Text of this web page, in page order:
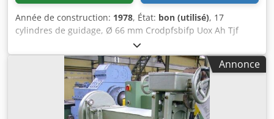
Année de construction: 1978, État: bon (utilisé), 17
cylindres de guidage, Ø 66 mm Crodpfsbifp Uox Ah Tjf
Largeur de la bande : max. 1 650 mm Épaisseur de la
bande : max. 3,5 mm
Annonce